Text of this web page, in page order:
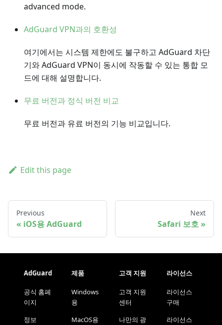
advanced mode.
AdGuard VPN과의 호환성
여기에서는 시스템 제한에도 불구하고 AdGuard 차단
기와 AdGuard VPN이 동시에 작동할 수 있는 통합 모
드에 대해 설명합니다.
무료 버전과 정식 버전 비교
무료 버전과 유료 버전의 기능 비교입니다.
Edit this page
Previous
iOS용 AdGuard
Next
Safari 보호
AdGuard
공식 홈페
이지
정보
제품
Windows
용
MacOS용
고객 지원
고객 지원
센터
나만의 광
라이선스
라이선스
구매
라이선스